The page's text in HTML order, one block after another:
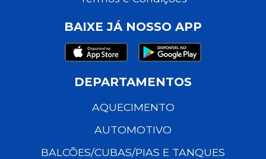
BAIXE JÁ NOSSO APP
DEPARTAMENTOS
AQUECIMENTO
AUTOMOTIVO
BALCÕES/CUBAS/PIAS E TANQUES